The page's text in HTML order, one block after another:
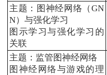
主题：图神经网络（ GN
N）与强化学习
图示学习与强化学习的
关联
主题：监管图神经网络
图神经网络与游戏的理